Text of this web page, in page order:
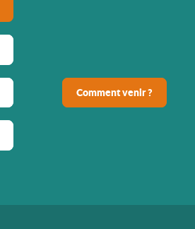
Comment venir ?